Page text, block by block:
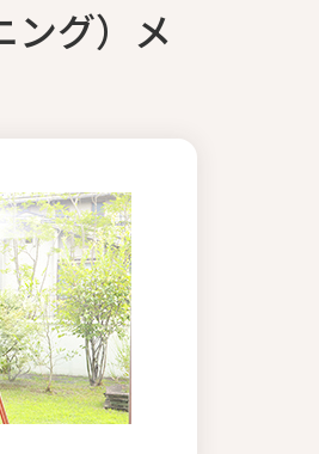
ング）メ